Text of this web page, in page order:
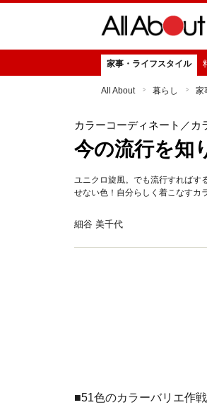
家事・ライフスタイル
All About 暮らし 家
カラーコーディネート ／カ
今の流行を
ユニクロ旋風。でも流行すればす
せない色！自分らしく着こなすカ
細谷 美千代
■51色のカラーバリエ作戦